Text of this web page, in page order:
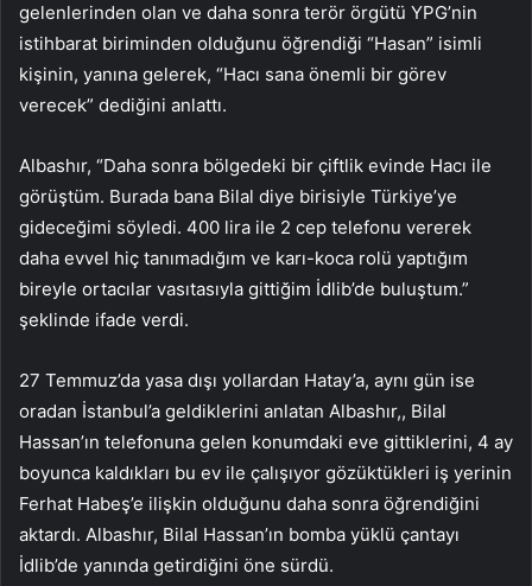
gelenlerinden olan ve daha sonra terör örgütü YPG’nin
istihbarat biriminden olduğunu öğrendiği “Hasan” isimli
kişinin, yanına gelerek, “Hacı sana önemli bir görev
verecek” dediğini anlattı.
Albashır, “Daha sonra bölgedeki bir çiftlik evinde Hacı ile
görüştüm. Burada bana Bilal diye birisiyle Türkiye’ye
gideceğimi söyledi. 400 lira ile 2 cep telefonu vererek
daha evvel hiç tanımadığım ve karı-koca rolü yaptığım
bireyle ortacılar vasıtasıyla gittiğim İdlib’de buluştum.”
şeklinde ifade verdi.
27 Temmuz’da yasa dışı yollardan Hatay’a, aynı gün ise
oradan İstanbul’a geldiklerini anlatan Albashır,, Bilal
Hassan’ın telefonuna gelen konumdaki eve gittiklerini, 4 ay
boyunca kaldıkları bu ev ile çalışıyor gözüktükleri iş yerinin
Ferhat Habeş’e ilişkin olduğunu daha sonra öğrendiğini
aktardı. Albashır, Bilal Hassan’ın bomba yüklü çantayı
İdlib’de yanında getirdiğini öne sürdü.